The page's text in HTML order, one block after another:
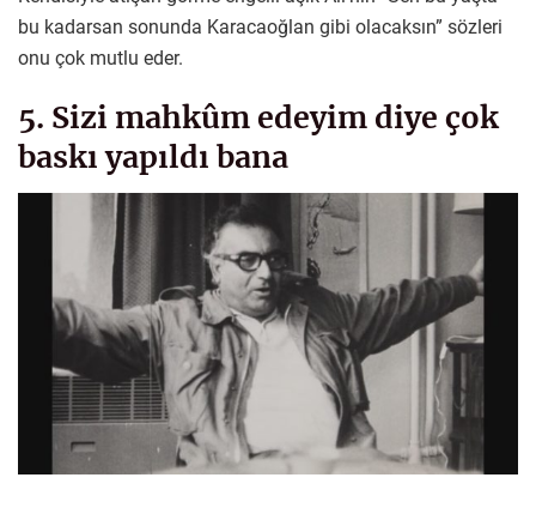
bu kadarsan sonunda Karacaoğlan gibi olacaksın” sözleri
onu çok mutlu eder.
5. Sizi mahkûm edeyim diye çok
baskı yapıldı bana